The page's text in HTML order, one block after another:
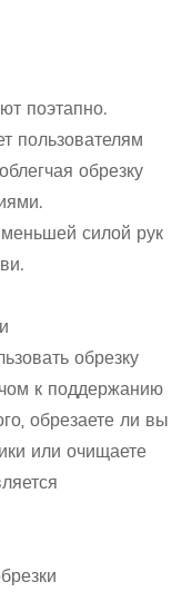
поэтапно.
пользователям
обрезку
силой рук
обрезку
к поддержанию
обрезаете ли вы
или очищаете